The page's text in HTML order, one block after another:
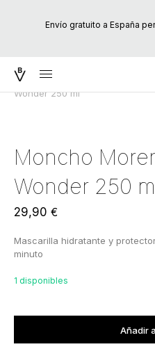
Envío gratuito a España
Search
for:
Inicio /Marcas
Wonder 250 ml
Moncho
Wonder 250
29,90 €
Mascarilla hidratante y
minuto
1 disponibles
Añadir